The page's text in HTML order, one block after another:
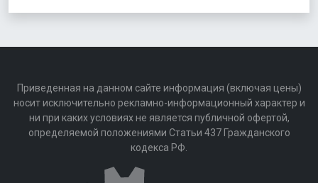
Приведенная на данном сайте информация (включая цены)
носит исключительно рекламно-информационный характер и
ни при каких условиях не является публичной офертой,
определяемой положениями Статьи 437 Гражданского
кодекса РФ.